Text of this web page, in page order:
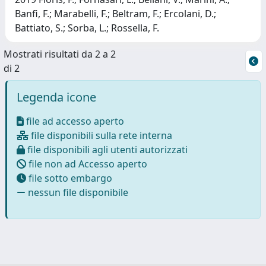
Banfi, F.; Marabelli, F.; Beltram, F.; Ercolani, D.;
Battiato, S.; Sorba, L.; Rossella, F.
Mostrati risultati da 2 a 2
di 2
Legenda icone
file ad accesso aperto
file disponibili sulla rete interna
file disponibili agli utenti autorizzati
file non ad Accesso aperto
file sotto embargo
nessun file disponibile